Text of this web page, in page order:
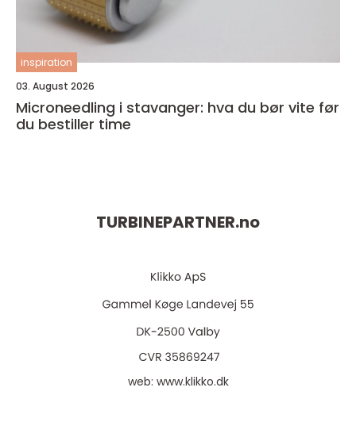
inspiration
03. August 2026
Microneedling i stavanger: hva du bør vite før
du bestiller time
TURBINEPARTNER.no
web: www.klikko.dk